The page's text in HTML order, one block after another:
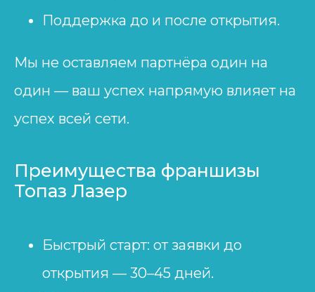
Поддержка до и после открытия.
Мы не оставляем партнёра один на
один — ваш успех напрямую влияет на
успех всей сети.
Преимущества франшизы
Топаз Лазер
Быстрый старт: от заявки до
открытия — 30–45 дней.